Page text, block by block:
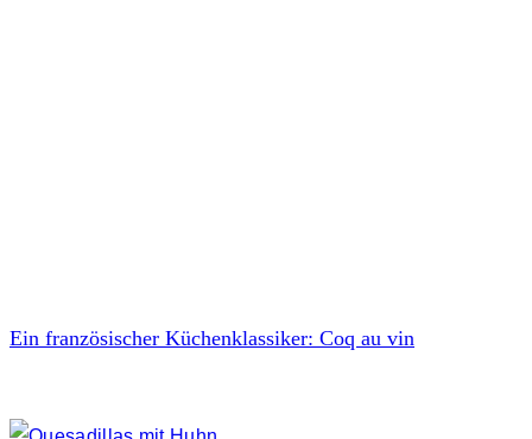
Ein französischer Küchenklassiker: Coq au vin